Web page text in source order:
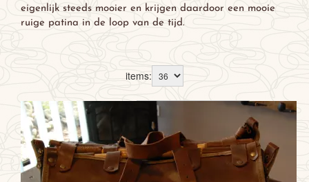
eigenlijk steeds mooier en krijgen daardoor een mooie
ruige patina in de loop van de tijd.
items:
Sorteer op: